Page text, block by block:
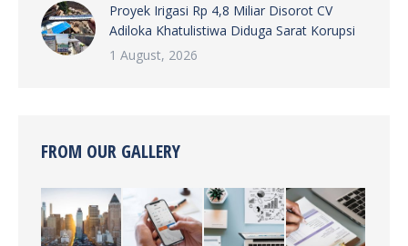
Proyek Irigasi Rp 4,8 Miliar Disorot CV
Adiloka Khatulistiwa Diduga Sarat Korupsi
1 August, 2026
FROM OUR GALLERY